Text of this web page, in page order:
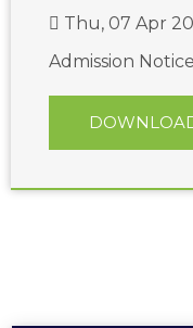
Thu, 07 Apr
Admission